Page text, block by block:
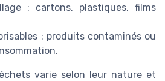
: cartons, plastiques, films
: produits contaminés ou
varie selon leur nature et